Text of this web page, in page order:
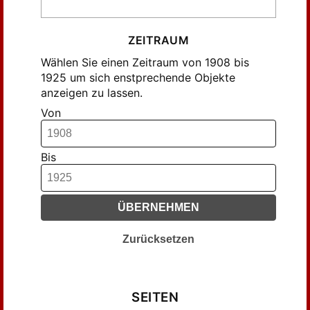
Geißler, ... (14)
Glaser, Rudolf (55)
Gressmann, Hugo (51)
Hennig, ... (76)
Heyn, Ernst (166)
Heywang, Ernst (10)
Hofmann, Otto (38)
Just, K. (14)
Kabisch, Richard (48)
Karstädt, Otto (21)
Katzer, E. (34)
Koppelmann, W. (24)
ZEITRAUM
Wählen Sie einen Zeitraum von 1908 bis
1925 um sich enstprechende Objekte
anzeigen zu lassen.
Von
Bis
ÜBERNEHMEN
Zurücksetzen
SEITEN